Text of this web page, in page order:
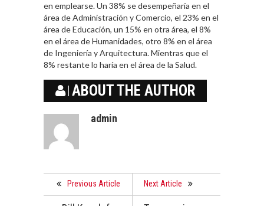
en emplearse. Un 38% se desempeñaría en el
área de Administración y Comercio, el 23% en el
área de Educación, un 15% en otra área, el 8%
en el área de Humanidades, otro 8% en el área
de Ingeniería y Arquitectura. Mientras que el
8% restante lo haría en el área de la Salud.
ABOUT THE AUTHOR
admin
Previous Article Next Article